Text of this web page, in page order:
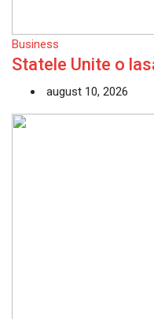
Business
Statele Unite o
august 10, 2026